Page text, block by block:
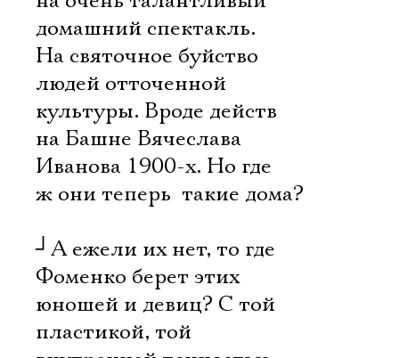
домашний спектакль.
На святочное буйство
людей отточенной
культуры. Вроде действ
на Башне Вячеслава
Иванова 1900-х. Но где
ж они теперь  такие дома?
┘ А ежели их нет, то где
Фоменко берет этих
юношей и девиц? С той
пластикой, той